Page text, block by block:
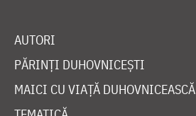
AUTORI
PĂRINȚI DUHOVNICEȘTI
MAICI CU VIAȚĂ DUHOVNICEASCĂ